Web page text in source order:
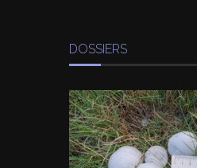
DOSSIERS